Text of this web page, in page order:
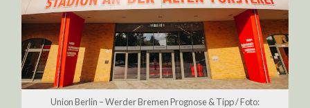
Union Berlin – Werder Bremen Prognose & Tipp / Foto: